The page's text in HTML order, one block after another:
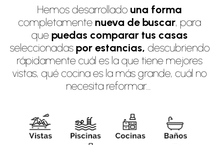
Hemos desarrollado una forma
completamente nueva de buscar, para
que puedas comparar tus casas
seleccionadas por estancias, descubriendo
rápidamente cuál es la que tiene mejores
vistas, qué cocina es la más grande, cuál no
necesita reformar…